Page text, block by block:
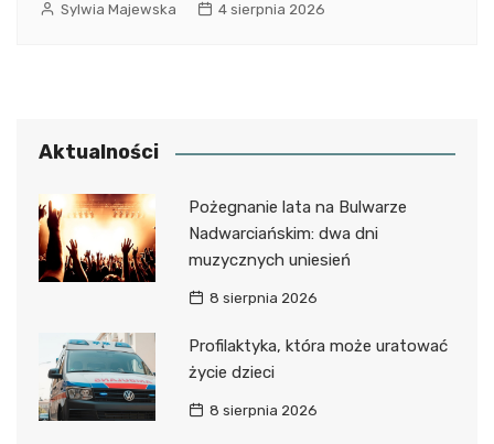
Sylwia Majewska 4 sierpnia 2026
Aktualności
Pożegnanie lata na Bulwarze
Nadwarciańskim: dwa dni
muzycznych uniesień
8 sierpnia 2026
Profilaktyka, która może uratować
życie dzieci
8 sierpnia 2026